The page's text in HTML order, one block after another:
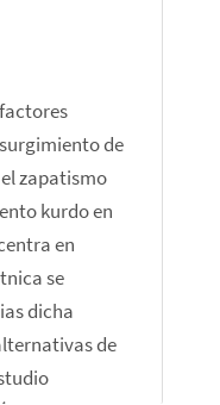
de
zapatismo
kurdo en
en
se
dicha
de